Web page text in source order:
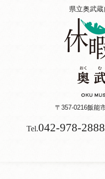
県立奥武蔵
〒357-0216飯能
Tel.042-978-2888